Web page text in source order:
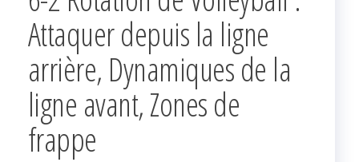
Attaquer depuis la ligne
arrière, Dynamiques de la
ligne avant, Zones de
frappe